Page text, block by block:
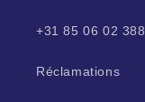
+31 85 06 02 388
Réclamations